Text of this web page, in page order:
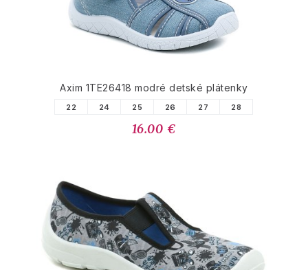
Axim 1TE26418 modré detské plátenky
22 24 25 26 27 28
16.00 €